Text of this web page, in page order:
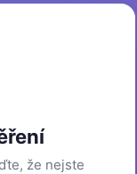
že nejste